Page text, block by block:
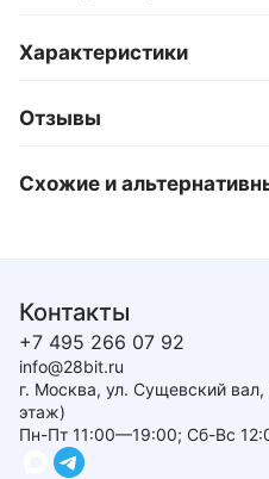
Характеристики
Отзывы
Схожие и
Контакты
+7 495 266 07 92
info@28bit.ru
г. Москва, ул. Сущевский
этаж)
Пн-Пт 11:00—19:00; Сб-Вс